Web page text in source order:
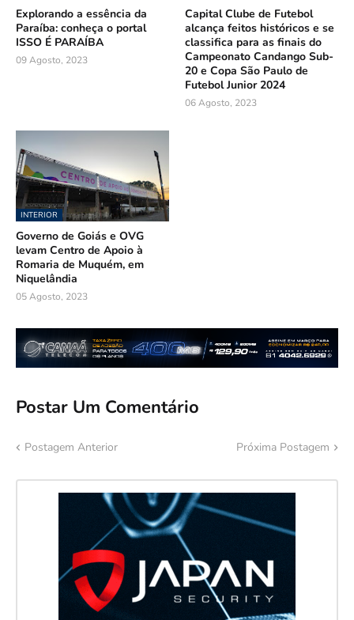
Explorando a essência da
Paraíba: conheça o portal
ISSO É PARAÍBA
09 Agosto, 2023
Capital Clube de Futebol
alcança feitos históricos e se
classifica para as finais do
Campeonato Candango Sub-
20 e Copa São Paulo de
Futebol Junior 2024
06 Agosto, 2023
INTERIOR
Governo de Goiás e OVG
levam Centro de Apoio à
Romaria de Muquém, em
Niquelândia
05 Agosto, 2023
Postar Um Comentário
Postagem Anterior Próxima Postagem